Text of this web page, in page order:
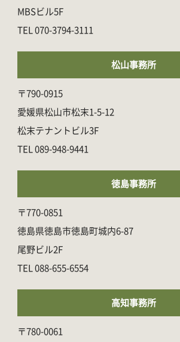
MBSビル5F
070-3794-3111
松山事務所
〒790-0915
愛媛県松山市松末1-5-12
松末テナントビル3F
089-948-9441
徳島事務所
〒770-0851
徳島県徳島市徳島町城内6-87
尾野ビル2F
088-655-6554
高知事務所
〒780-0061